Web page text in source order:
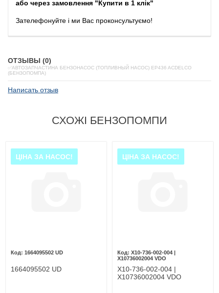
або через замовлення "Купити в 1 клік"
Зателефонуйте і ми Вас проконсультуємо!
ОТЗЫВЫ (0)
✅АВТОЗАПЧАСТИНА БЕНЗОНАСОС (ТОПЛИВНЫЙ НАСОС) EP436 ACDELCO
(БЕНЗОПОМПА)
Написать отзыв
СХОЖІ БЕНЗОПОМПИ
ЦІНА ЗА НАСОС!
1664095502 UD
1664095502 UD
ЦІНА ЗА НАСОС!
X10-736-002-004 |
X10736002004 VDO
X10-736-002-004 |
X10736002004 VDO